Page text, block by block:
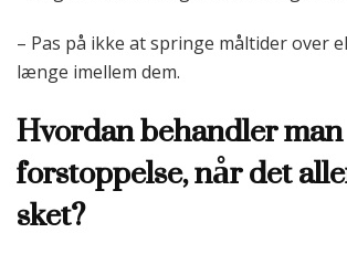
– Pas på ikke at springe måltider over
længe imellem dem.
Hvordan behandler man
forstoppelse, når det
sket?